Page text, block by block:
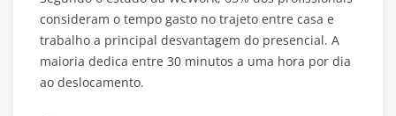
consideram o tempo gasto no trajeto entre casa e
trabalho a principal desvantagem do presencial. A
maioria dedica entre 30 minutos a uma hora por dia
ao deslocamento.